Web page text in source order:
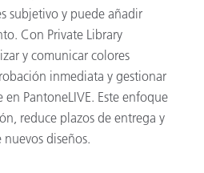
subjetivo y puede añadir
Con Private Library
y comunicar colores
inmediata y gestionar
PantoneLIVE. Este enfoque
reduce plazos de entrega y
diseños.